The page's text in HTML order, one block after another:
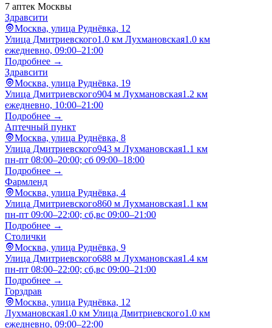
7 аптек Москвы
Здравсити
Москва, улица Руднёвка, 12
Улица Дмитриевского1.0 км Лухмановская1.0 км
ежедневно, 09:00–21:00
Подробнее →
Здравсити
Москва, улица Руднёвка, 19
Улица Дмитриевского904 м Лухмановская1.2 км
ежедневно, 10:00–21:00
Подробнее →
Аптечный пункт
Москва, улица Руднёвка, 8
Улица Дмитриевского943 м Лухмановская1.1 км
пн-пт 08:00–20:00; сб 09:00–18:00
Подробнее →
Фармленд
Москва, улица Руднёвка, 4
Улица Дмитриевского860 м Лухмановская1.1 км
пн-пт 09:00–22:00; сб,вс 09:00–21:00
Подробнее →
Столички
Москва, улица Руднёвка, 9
Улица Дмитриевского688 м Лухмановская1.4 км
пн-пт 08:00–22:00; сб,вс 09:00–21:00
Подробнее →
Горздрав
Москва, улица Руднёвка, 12
Лухмановская1.0 км Улица Дмитриевского1.0 км
ежедневно, 09:00–22:00